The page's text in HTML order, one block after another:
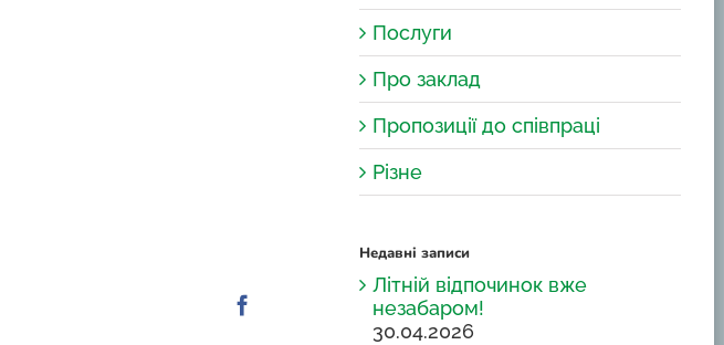
Послуги
Про заклад
Пропозиції до співпраці
Різне
Недавні записи
Літній відпочинок вже
незабаром!
30.04.2026